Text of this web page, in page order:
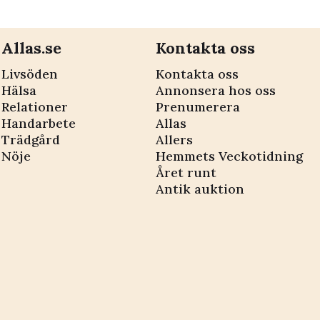
Allas.se
Livsöden
Hälsa
Relationer
Handarbete
Trädgård
Nöje
Kontakta oss
Kontakta oss
Annonsera hos oss
Prenumerera
Allas
Allers
Hemmets Veckotidning
Året runt
Antik auktion